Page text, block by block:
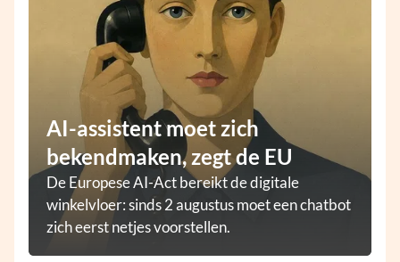
AI-assistent moet zich
bekendmaken, zegt de EU
De Europese AI-Act bereikt de digitale
winkelvloer: sinds 2 augustus moet een chatbot
zich eerst netjes voorstellen.